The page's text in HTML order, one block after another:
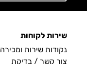
שירות לקוחות
נקודות שירות ומכירה
צור קשר / בדיקת